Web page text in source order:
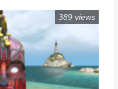
389 views